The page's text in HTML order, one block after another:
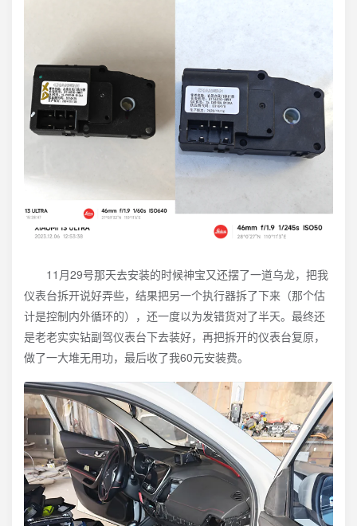
11月29号那天去安装的时候神宝又还摆了一道乌龙，把我
仪表台拆开说好弄些，结果把另一个执行器拆了下来（那个估
计是控制内外循环的），还一度以为发错货对了半天。最终还
是老老实实钻副驾仪表台下去装好，再把拆开的仪表台复原，
做了一大堆无用功，最后收了我60元安装费。